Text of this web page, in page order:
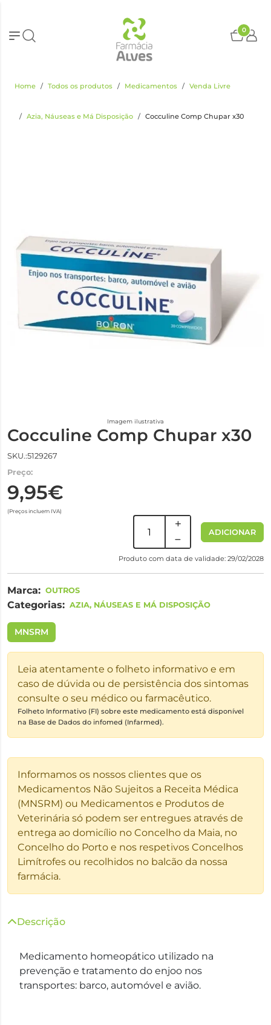
0
Home Todos os produtos Medicamentos Venda Livre
Azia, Náuseas e Má Disposição Cocculine Comp Chupar x30
Imagem ilustrativa
Cocculine Comp Chupar x30
SKU.:5129267
Preço:
9,95€
(Preços incluem IVA)
ADICIONAR
Produto com data de validade: 29/02/2028
Marca: OUTROS
Categorias: AZIA, NÁUSEAS E MÁ DISPOSIÇÃO
MNSRM
Leia atentamente o folheto informativo e em
caso de dúvida ou de persistência dos sintomas
consulte o seu médico ou farmacêutico.
Folheto Informativo (FI) sobre este medicamento está disponível
na Base de Dados do infomed (Infarmed).
Informamos os nossos clientes que os
Medicamentos Não Sujeitos a Receita Médica
(MNSRM) ou Medicamentos e Produtos de
Veterinária só podem ser entregues através de
entrega ao domicílio no Concelho da Maia, no
Concelho do Porto e nos respetivos Concelhos
Limítrofes ou recolhidos no balcão da nossa
farmácia.
Descrição
Medicamento homeopático utilizado na
prevenção e tratamento do enjoo nos
transportes: barco, automóvel e avião.